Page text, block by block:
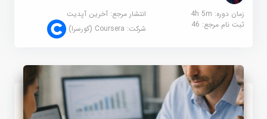
زمان دوره: 4h 5m
انتشار مرجع:آخرین آپدیت
ثبت نام مرجع:46 شرکت:Coursera (کورسرا)